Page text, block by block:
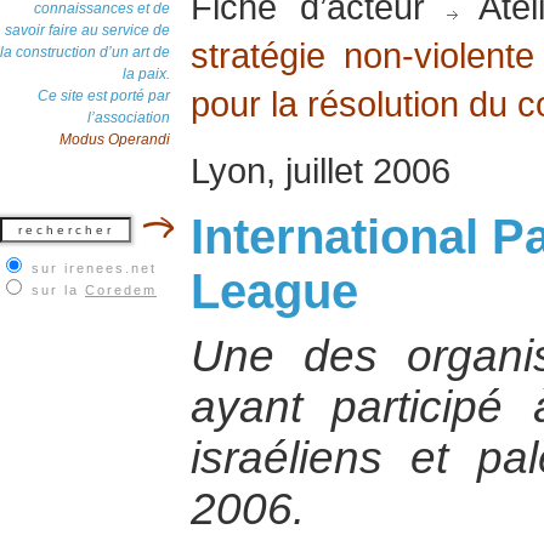
connaissances et de
savoir faire au service de
la construction d’un art de
la paix.
Ce site est porté par
l’association
Modus Operandi
sur irenees.net
sur la Coredem
stratégie non-
pour la résolution du
Lyon, juillet 2006
International
League
Une des
ayant participé
israéliens et
2006.